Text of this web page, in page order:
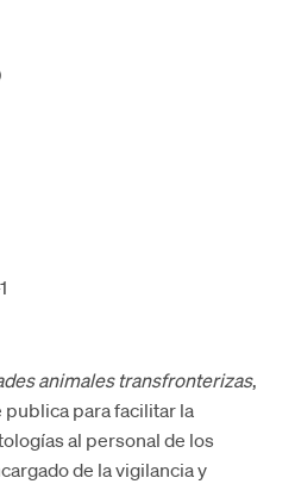
animales transfronterizas,
publica para facilitar la
al personal de los
de la vigilancia y